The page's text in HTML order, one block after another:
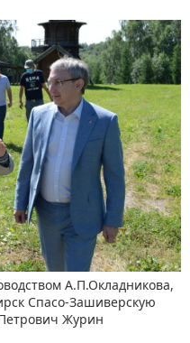
А.П.Окладникова,
Спасо-Зашиверскую
Журин​